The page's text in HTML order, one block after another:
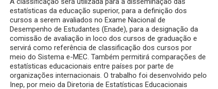
estatísticas da educação superior, para a definição dos
cursos a serem avaliados no Exame Nacional de
Desempenho de Estudantes (Enade), para a designação da
comissão de avaliação in loco dos cursos de graduação e
servirá como referência de classificação dos cursos por
meio do Sistema e-MEC. Também permitirá comparações de
estatísticas educacionais entre países por parte de
organizações internacionais. O trabalho foi desenvolvido pelo
Inep, por meio da Diretoria de Estatísticas Educacionais